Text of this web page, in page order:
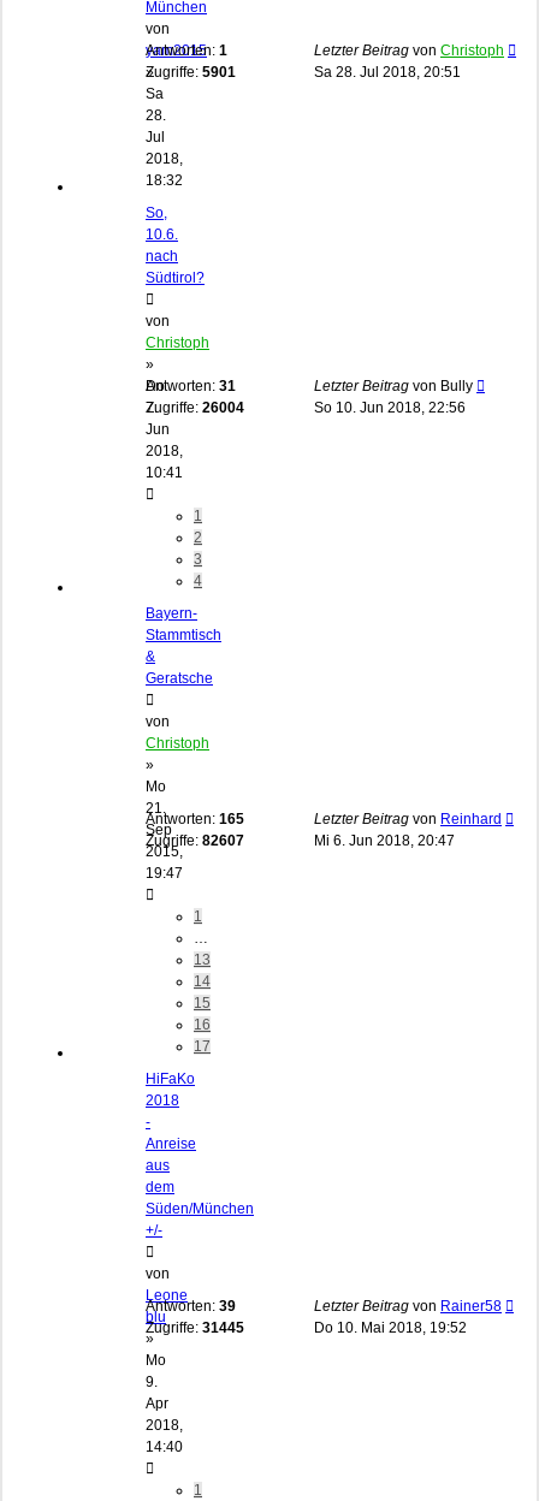
München
von
yam2015
»
Sa
28.
Jul
2018,
18:32
Antworten: 1
Zugriffe: 5901
Letzter Beitrag von Christoph
Sa 28. Jul 2018, 20:51
So,
10.6.
nach
Südtirol?
von
Christoph
»
Do
7.
Jun
2018,
10:41
1
2
3
4
Antworten: 31
Zugriffe: 26004
Letzter Beitrag von Bully
So 10. Jun 2018, 22:56
Bayern-
Stammtisch
&
Geratsche
von
Christoph
»
Mo
21.
Sep
2015,
19:47
1
…
13
14
15
16
17
Antworten: 165
Zugriffe: 82607
Letzter Beitrag von Reinhard
Mi 6. Jun 2018, 20:47
HiFaKo
2018
-
Anreise
aus
dem
Süden/München
+/-
von
Leone
blu
»
Mo
9.
Apr
2018,
14:40
1
Antworten: 39
Zugriffe: 31445
Letzter Beitrag von Rainer58
Do 10. Mai 2018, 19:52